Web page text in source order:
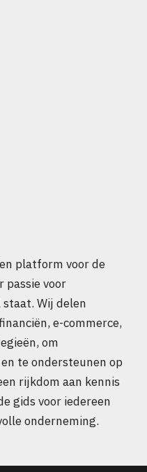
platform voor de
passie voor
Wij delen
e-commerce,
om
te ondersteunen op
rijkdom aan kennis
gids voor iedereen
onderneming.